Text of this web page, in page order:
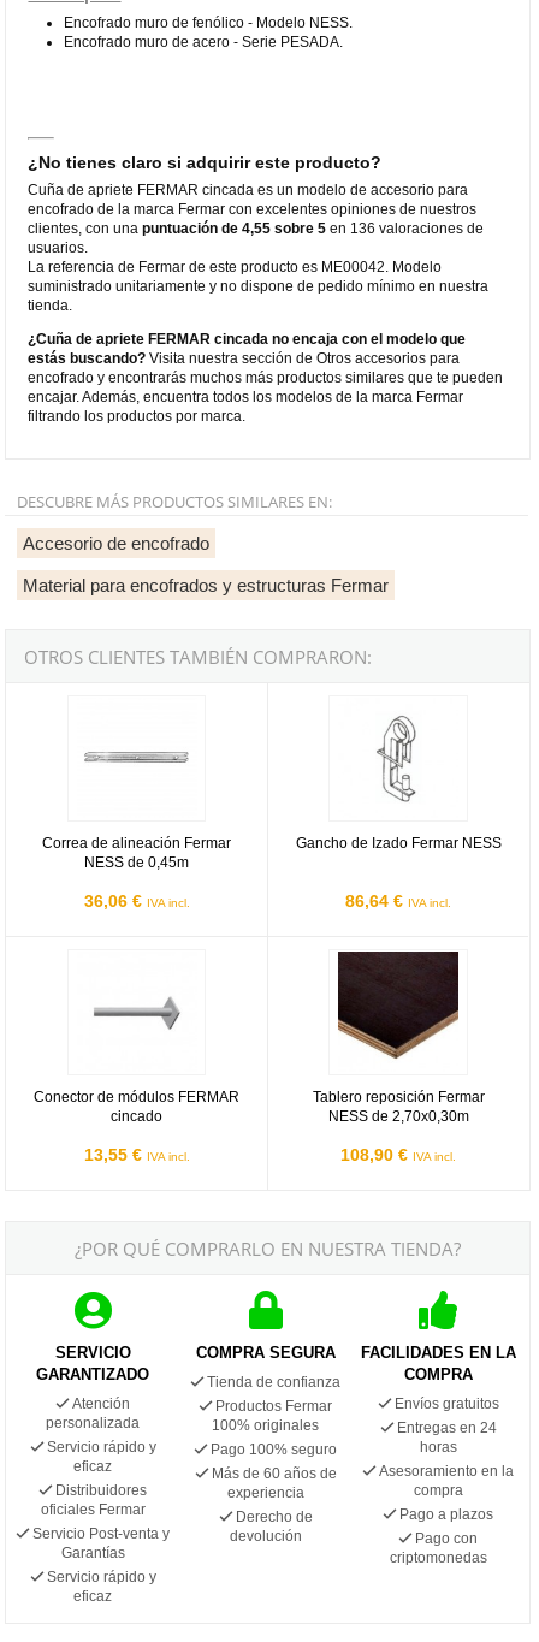
Encofrado muro de fenólico - Modelo NESS.
Encofrado muro de acero - Serie PESADA.
¿No tienes claro si adquirir este producto?
Cuña de apriete FERMAR cincada es un modelo de accesorio para
encofrado de la marca Fermar con excelentes opiniones de nuestros
clientes, con unapuntuación de 4,55 sobre 5 en 136 valoraciones de
usuarios.
La referencia de Fermar de este producto es ME00042. Modelo
suministrado unitariamente y no dispone de pedido mínimo en nuestra
tienda.
¿Cuña de apriete FERMAR cincada no encaja con el modelo que
estás buscando? Visita nuestra sección de Otros accesorios para
encofrado y encontrarás muchos más productos similares que te pueden
encajar. Además, encuentra todos los modelos de la marca Fermar
filtrando los productos por marca.
DESCUBRE MÁS PRODUCTOS SIMILARES EN:
Accesorio de encofrado
Material para encofrados y estructuras Fermar
OTROS CLIENTES TAMBIÉN COMPRARON:
Correa de alineación Fermar
NESS de 0,45m
36,06 € IVA incl.
Gancho de Izado Fermar NESS
86,64 € IVA incl.
Conector de módulos FERMAR
cincado
13,55 € IVA incl.
Tablero reposición Fermar
NESS de 2,70x0,30m
108,90 € IVA incl.
Tablero reposición Fermar NESS
¿POR QUÉ COMPRARLO EN NUESTRA TIENDA?
SERVICIO
GARANTIZADO
Atención
personalizada
Servicio rápido y
eficaz
Distribuidores
oficiales Fermar
Servicio Post-venta y
Garantías
Servicio rápido y
eficaz
COMPRA SEGURA
Tienda de confianza
Productos Fermar
100% originales
Pago 100% seguro
Más de 60 años de
experiencia
Derecho de
devolución
FACILIDADES EN LA
COMPRA
Envíos gratuitos
Entregas en 24
horas
Asesoramiento en la
compra
Pago a plazos
Pago con
criptomonedas